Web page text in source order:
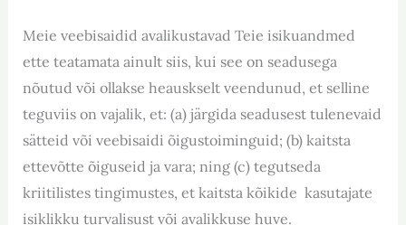
Meie veebisaidid avalikustavad Teie isikuandmed
ette teatamata ainult siis, kui see on seadusega
nõutud või ollakse heauskselt veendunud, et selline
teguviis on vajalik, et: (a) järgida seadusest tulenevaid
sätteid või veebisaidi õigustoiminguid; (b) kaitsta
ettevõtte õiguseid ja vara; ning (c) tegutseda
kriitilistes tingimustes, et kaitsta kõikide kasutajate
isiklikku turvalisust või avalikkuse huve.